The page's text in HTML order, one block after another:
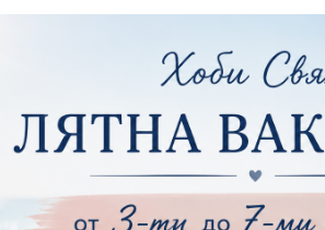
картон - Надписи на български
картон - Ъгли и орнаменти
картон - Сватба
картон - Училище, Дипломиране и Завършване
картон - Бебшки и Детски елементи